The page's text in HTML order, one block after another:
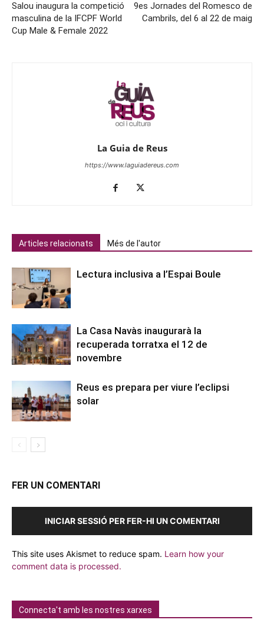
Salou inaugura la competició
masculina de la IFCPF World
Cup Male & Female 2022
9es Jornades del Romesco de
Cambrils, del 6 al 22 de maig
La Guia de Reus
https://www.laguiadereus.com
Articles relacionats Més de l'autor
Lectura inclusiva a l’Espai Boule
La Casa Navàs inaugurarà la
recuperada torratxa el 12 de
novembre
Reus es prepara per viure l’eclipsi
solar
FER UN COMENTARI
INICIAR SESSIÓ PER FER-HI UN COMENTARI
This site uses Akismet to reduce spam. Learn how your
comment data is processed.
Connecta't amb les nostres xarxes